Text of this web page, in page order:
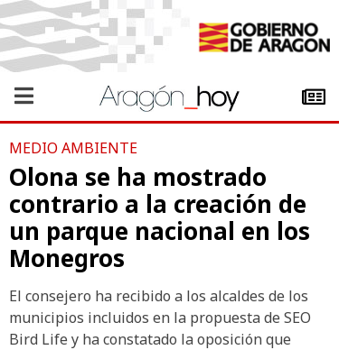
MEDIO AMBIENTE
Olona se ha mostrado
contrario a la creación de
un parque nacional en los
Monegros
El consejero ha recibido a los alcaldes de los
municipios incluidos en la propuesta de SEO
Bird Life y ha constatado la oposición que